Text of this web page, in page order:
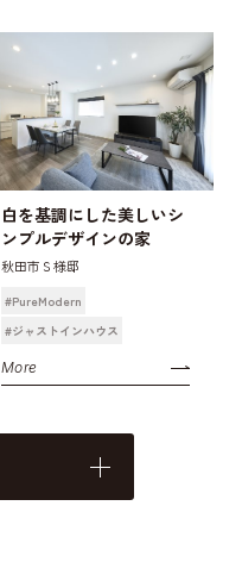
白を基調にした美しいシ
ンプルデザインの家
秋田市Ｓ様邸
#PureModern
#ジャストインハウス
More